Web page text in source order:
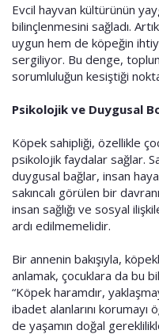
Evcil hayvan kültürünün
bilinçlenmesini sağladı.
uygun hem de köpeğin
sergiliyor. Bu denge,
sorumluluğun kesiştiği
Psikolojik ve Duygusal
Köpek sahipliği, özellikle
psikolojik faydalar sağlar.
duygusal bağlar, insan
sakıncalı görülen bir
insan sağlığı ve sosyal
ardı edilmemelidir.
Bir annenin bakışıyla,
anlamak, çocuklara da bu
“Köpek haramdır,
ibadet alanlarını
de yaşamın doğal